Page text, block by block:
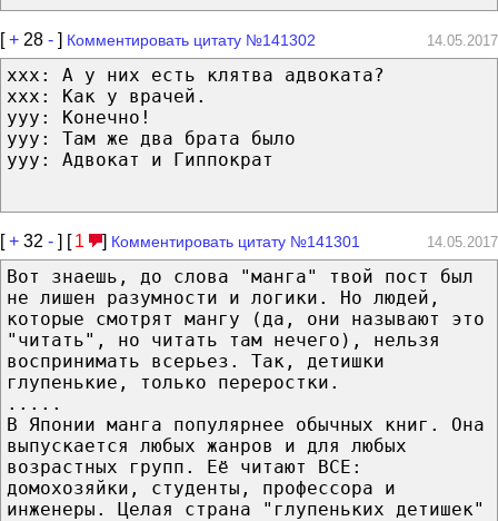
[+ 28 - ] Комментировать цитату №141302 14.05.2017
xxx: А у них есть клятва адвоката?
xxx: Как у врачей.
yyy: Конечно!
yyy: Там же два брата было
yyy: Адвокат и Гиппократ
[+ 32 - ] [ 1 ] Комментировать цитату №141301 14.05.2017
Вот знаешь, до слова "манга" твой пост был
не лишен разумности и логики. Но людей,
которые смотрят мангу (да, они называют это
"читать", но читать там нечего), нельзя
воспринимать всерьез. Так, детишки
глупенькие, только переростки.
.....
В Японии манга популярнее обычных книг. Она
выпускается любых жанров и для любых
возрастных групп. Её читают ВСЕ:
домохозяйки, студенты, профессора и
инженеры. Целая страна "глупеньких детишек"